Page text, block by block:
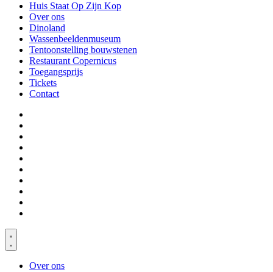
Huis Staat Op Zijn Kop
Over ons
Dinoland
Wassenbeeldenmuseum
Tentoonstelling bouwstenen
Restaurant Copernicus
Toegangsprijs
Tickets
Contact
Over ons